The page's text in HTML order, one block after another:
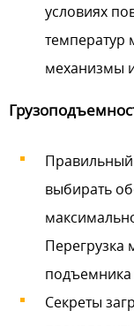
условиях
температур
механизмы
выбирать
Перегрузка
подъемника
Секреты